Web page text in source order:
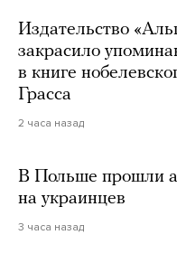
Издательство
закрасило
в книге
Грасса
2 часа назад
В Польше прошли
на украинцев
3 часа назад